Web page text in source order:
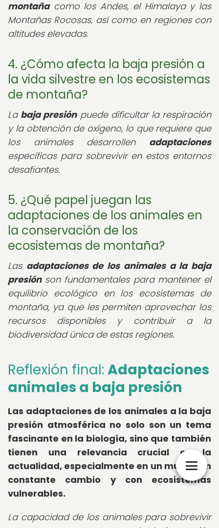
montañacomo los Andes, el Himalaya y las
Montañas Rocosas, así como en regiones con
altitudes elevadas.
4. ¿Cómo afecta la baja presión a
la vida silvestre en los ecosistemas
de montaña?
La baja presiónpuede dificultar la respiración
y la obtención de oxígeno, lo que requiere que
los animales desarrollen adaptaciones
específicas para sobrevivir en estos entornos
desafiantes.
5. ¿Qué papel juegan las
adaptaciones de los animales en
la conservación de los
ecosistemas de montaña?
Las adaptaciones de los animales a la baja
presiónson fundamentales para mantener el
equilibrio ecológico en los ecosistemas de
montaña, ya que les permiten aprovechar los
recursos disponibles y contribuir a la
biodiversidad única de estas regiones.
Reflexión final: Adaptaciones
animales a baja presión
Las adaptaciones de los animales a la baja
presión atmosférica no solo son un tema
fascinante en la biología, sino que también
tienen una relevancia crucial en la
actualidad, especialmente en un mundo en
constante cambio y con ecosistemas
vulnerables.
La capacidad de los animales para sobrevivir